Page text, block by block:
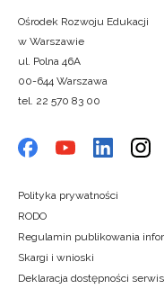
Ośrodek Rozwoju Edukacji
w Warszawie
ul. Polna 46A
00-644 Warszawa
tel. 22 570 83 00
Polityka prywatności
RODO
Regulamin publikowania
Skargi i wnioski
Deklaracja dostępności